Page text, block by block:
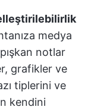
medya
notlar
grafikler ve
tiplerini ve
kendini